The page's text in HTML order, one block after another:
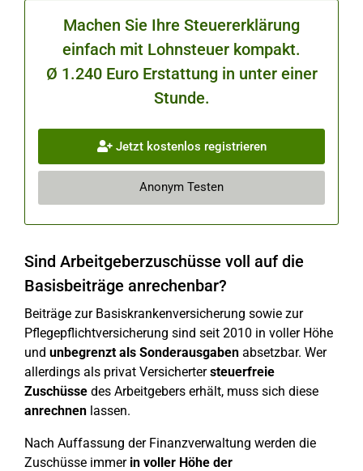
Machen Sie Ihre Steuererklärung
einfach mit Lohnsteuer kompakt.
Ø 1.240 Euro Erstattung in unter einer
Stunde.
Jetzt kostenlos registrieren
Anonym Testen
Sind Arbeitgeberzuschüsse voll auf die
Basisbeiträge anrechenbar?
Beiträge zur Basiskrankenversicherung sowie zur
Pflegepflichtversicherung sind seit 2010 in voller Höhe
und unbegrenzt als Sonderausgaben absetzbar. Wer
allerdings als privat Versichertersteuerfreie
Zuschüsse des Arbeitgebers erhält, muss sich diese
anrechnen lassen.
Nach Auffassung der Finanzverwaltung werden die
Zuschüsse immerin voller Höhe der